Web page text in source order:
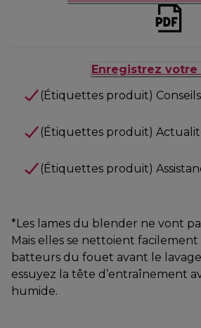
Enregistrez
(Étiquettes produit)
(Étiquettes produit)
(Étiquettes produit)
*Les lames du blender ne vont
Mais elles se nettoient
batteurs du fouet avant le lavage
essuyez la tête d’entraînement
humide.